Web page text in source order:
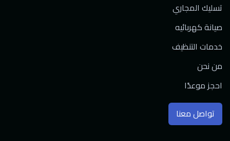
تسليك المجاري
صيانة كهربائيه
خدمات التنظيف
من نحن
احجز موعدًا
تواصل معنا